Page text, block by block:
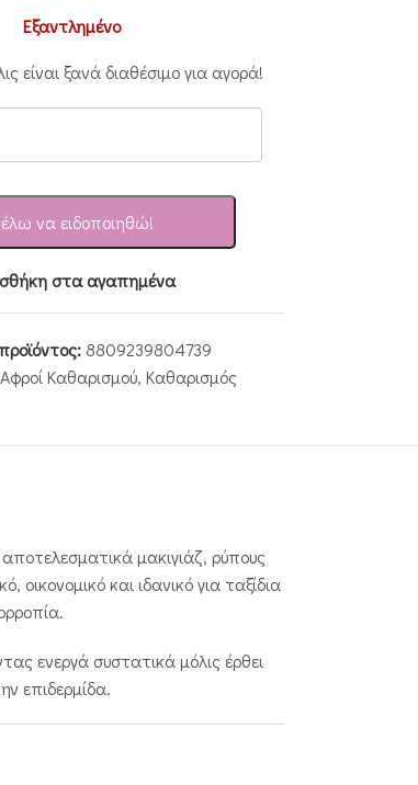
Εξαντλημένο
είναι ξανά διαθέσιμο για αγορά!
να ειδοποιηθώ!
στα αγαπημένα
8809239804739
Αφροί Καθαρισμού, Καθαρισμός
μακιγιάζ, ρύπους
και ιδανικό για ταξίδια
ενεργά συστατικά μόλις έρθει
επιδερμίδα.